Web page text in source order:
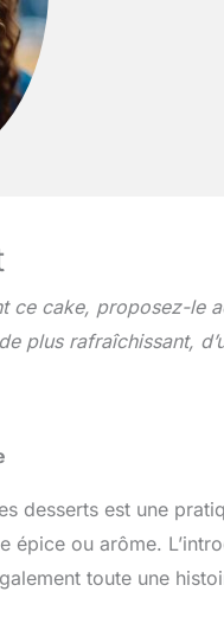
ce cake, proposez-le
plus rafraîchissant,
desserts est une
épice ou arôme.
toute une